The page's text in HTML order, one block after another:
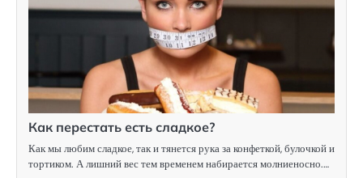
Как перестать есть сладкое?
Как мы любим сладкое, так и тянется рука за конфеткой, булочкой и
тортиком. А лишний вес тем временем набирается молниеносно.…